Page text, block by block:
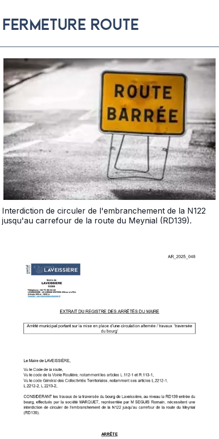
FERMETURE ROUTE
Interdiction de circuler de l'embranchement de la N122
jusqu'au carrefour de la route du Meynial (RD139).